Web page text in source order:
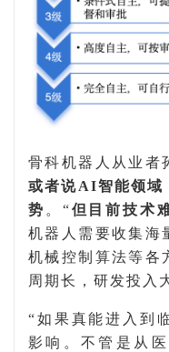
骨科机器人从业者
或者说AI智能领域
势 。 “但 目前技术
机器人需要收集海
机械控制算法等各
周期长， 研发投入
“如果真能进入到
影响。不管是从